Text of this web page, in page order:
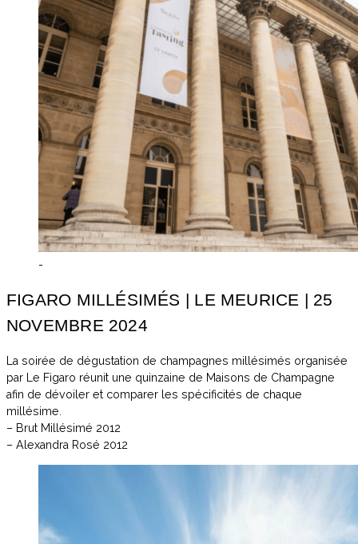
-
FIGARO MILLÉSIMÉS | LE MEURICE | 25
NOVEMBRE 2024
La soirée de dégustation de champagnes millésimés organisée
par Le Figaro réunit une quinzaine de Maisons de Champagne
afin de dévoiler et comparer les spécificités de chaque
millésime.
– Brut Millésimé 2012
– Alexandra Rosé 2012